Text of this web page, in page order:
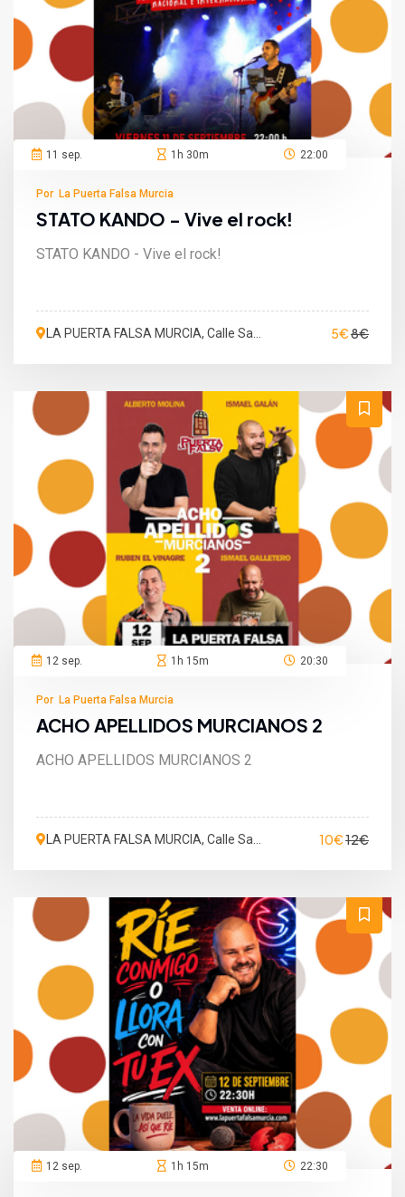
11 sep. 1h 30m 22:00
Por La Puerta Falsa Murcia
STATO KANDO - Vive el rock!
STATO KANDO - Vive el rock!
LA PUERTA FALSA MURCIA, Calle San
5€8€
12 sep. 1h 15m 20:30
Por La Puerta Falsa Murcia
ACHO APELLIDOS MURCIANOS 2
ACHO APELLIDOS MURCIANOS 2
LA PUERTA FALSA MURCIA, Calle San
10€12€
12 sep. 1h 15m 22:30